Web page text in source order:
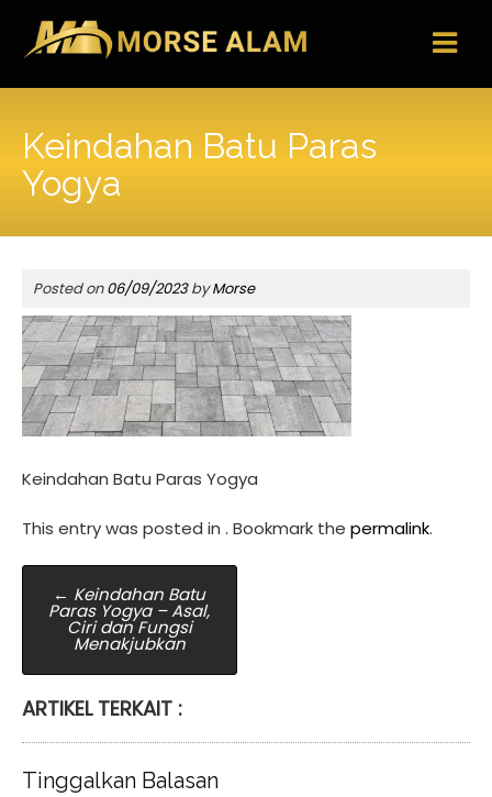
content
Keindahan Batu Paras
Yogya
Posted on06/09/2023byMorse
Keindahan Batu Paras Yogya
This entry was posted in . Bookmark the permalink.
Post
navigation
← Keindahan Batu
Paras Yogya – Asal,
Ciri dan Fungsi
Menakjubkan
ARTIKEL TERKAIT :
Tinggalkan Balasan